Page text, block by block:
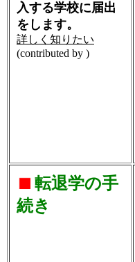
入する学校に届出
をします。
詳しく知りたい
(contributed by )
転退学の手
続き